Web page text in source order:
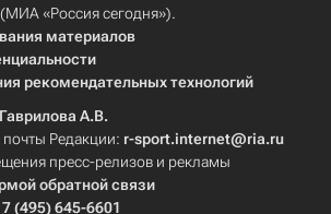
(МИА «Россия сегодня»).
материалов
рекомендательных технологий
Гаврилова А.В.
Редакции: r-sport.internet@ria.ru
пресс-релизов и рекламы
обратной связи
7 (495) 645-6601